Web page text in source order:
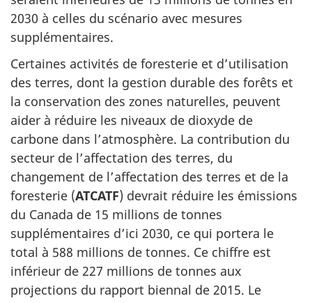
2030 à celles du scénario avec mesures
supplémentaires.
Certaines activités de foresterie et d’utilisation
des terres, dont la gestion durable des forêts et
la conservation des zones naturelles, peuvent
aider à réduire les niveaux de dioxyde de
carbone dans l’atmosphère. La contribution du
secteur de l’affectation des terres, du
changement de l’affectation des terres et de la
foresterie (ATCATF) devrait réduire les émissions
du Canada de 15 millions de tonnes
supplémentaires d’ici 2030, ce qui portera le
total à 588 millions de tonnes. Ce chiffre est
inférieur de 227 millions de tonnes aux
projections du rapport biennal de 2015. Le